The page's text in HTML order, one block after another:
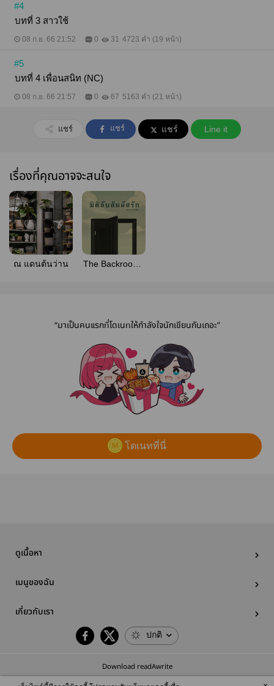
#4
บทที่ 3 สาวใช้
08 ก.ย. 66 21:52 0 31 4723 คำ (19 หน้า)
#5
บทที่ 4 เพื่อนสนิท (NC)
08 ก.ย. 66 21:57 0 67 5163 คำ (21 หน้า)
แชร์ แชร์ แชร์ Line it
เรื่องที่คุณอาจจะสนใจ
ณ แดนต้นว่าน
The Backrooms
“มาเป็นคนแรกที่โดเนทให้กำลังใจนักเขียนกันเถอะ”
โดเนทที่นี่
ดูเนื้อหา
เมนูของฉัน
เกี่ยวกับเรา
ปกติ
Download readAwrite